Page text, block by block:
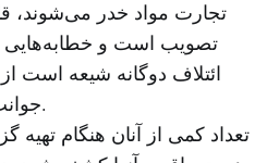
تجارت مواد خدر می‌شوند،
تصویب است و خطابه‌هایی
ائتلاف دوگانه شیعه است
جوانب احتیاط جواب می‌دهند.
تعداد کمی از آنان هنگام